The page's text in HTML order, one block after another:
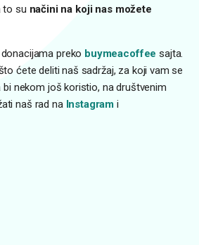
to su načini na koji nas možete
preko buymeacoffee sajta.
ćete deliti naš sadržaj, za koji vam se
bi nekom još koristio, na društvenim
naš rad na Instagram i